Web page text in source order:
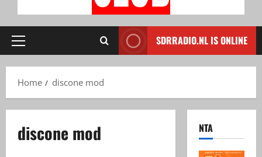
Primair
SDRRADIO.NL IS ONLINE
Home discone mod
discone mod NTA